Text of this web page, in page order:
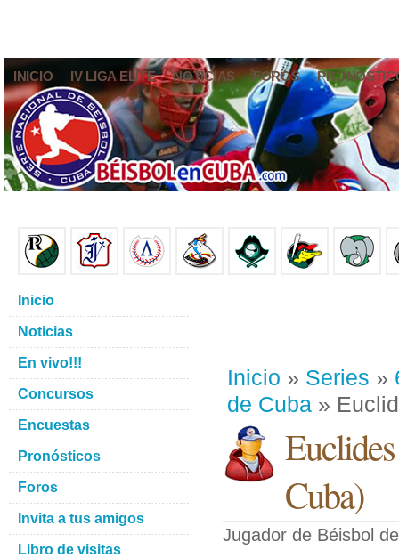
INICIO IV LIGA ELITE NOTICIAS FOROS
Inicio » Series »
de Cuba »
Cuba)
Jugador de Béisbol
Inicio
Noticias
En vivo!!!
Concursos
Encuestas
Pronósticos
Foros
Invita a tus amigos
Libro de visitas